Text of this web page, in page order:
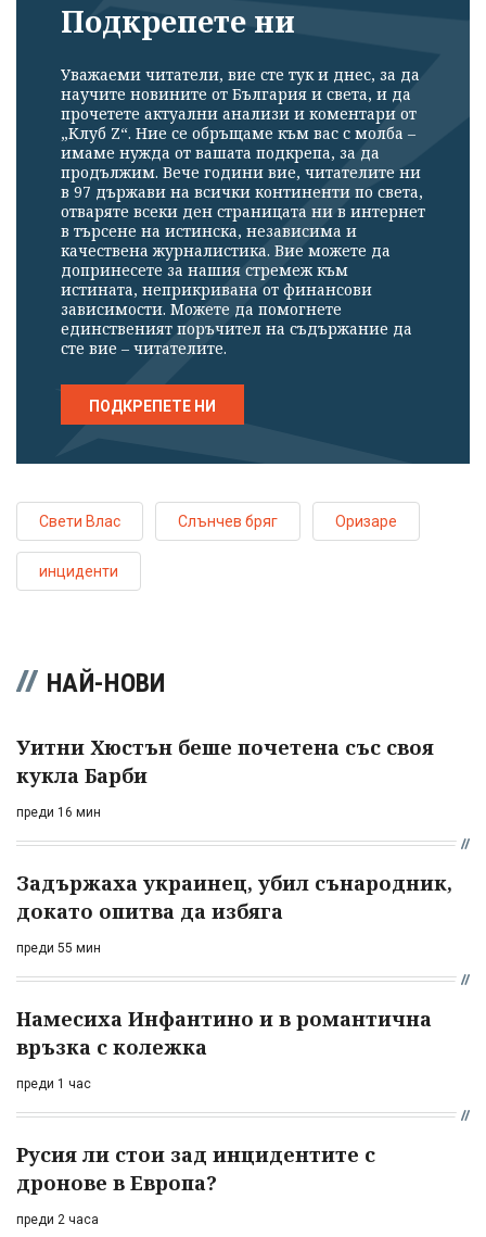
Подкрепете ни
Уважаеми читатели, вие сте тук и днес, за да
научите новините от България и света, и да
прочетете актуални анализи и коментари от
„Клуб Z“. Ние се обръщаме към вас с молба –
имаме нужда от вашата подкрепа, за да
продължим. Вече години вие, читателите ни
в 97 държави на всички континенти по света,
отваряте всеки ден страницата ни в интернет
в търсене на истинска, независима и
качествена журналистика. Вие можете да
допринесете за нашия стремеж към
истината, неприкривана от финансови
зависимости. Можете да помогнете
единственият поръчител на съдържание да
сте вие – читателите.
ПОДКРЕПЕТЕ НИ
Свети Влас Слънчев бряг Оризаре
инциденти
НАЙ-НОВИ
Уитни Хюстън беше почетена със своя
кукла Барби
преди 16 мин
Задържаха украинец, убил сънародник,
докато опитва да избяга
преди 55 мин
Намесиха Инфантино и в романтична
връзка с колежка
преди 1 час
Русия ли стои зад инцидентите с
дронове в Европа?
преди 2 часа